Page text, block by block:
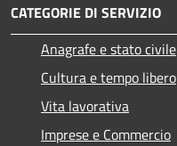
CATEGORIE DI SERVIZIO
Anagrafe e stato civile
Cultura e tempo libero
Vita lavorativa
Imprese e Commercio